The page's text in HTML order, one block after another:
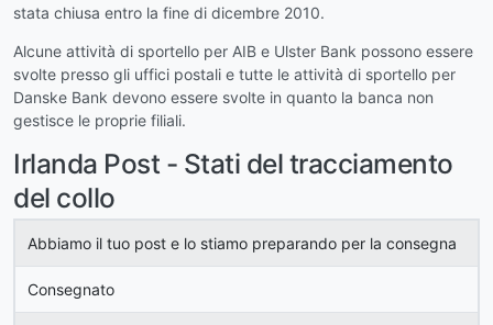
stata chiusa entro la fine di dicembre 2010.
Alcune attività di sportello per AIB e Ulster Bank possono essere
svolte presso gli uffici postali e tutte le attività di sportello per
Danske Bank devono essere svolte in quanto la banca non
gestisce le proprie filiali.
Irlanda Post - Stati del tracciamento
del collo
Abbiamo il tuo post e lo stiamo preparando per la consegna
Consegnato